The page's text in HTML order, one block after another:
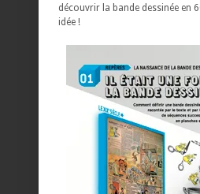
découvrir la bande dessinée en
idée !